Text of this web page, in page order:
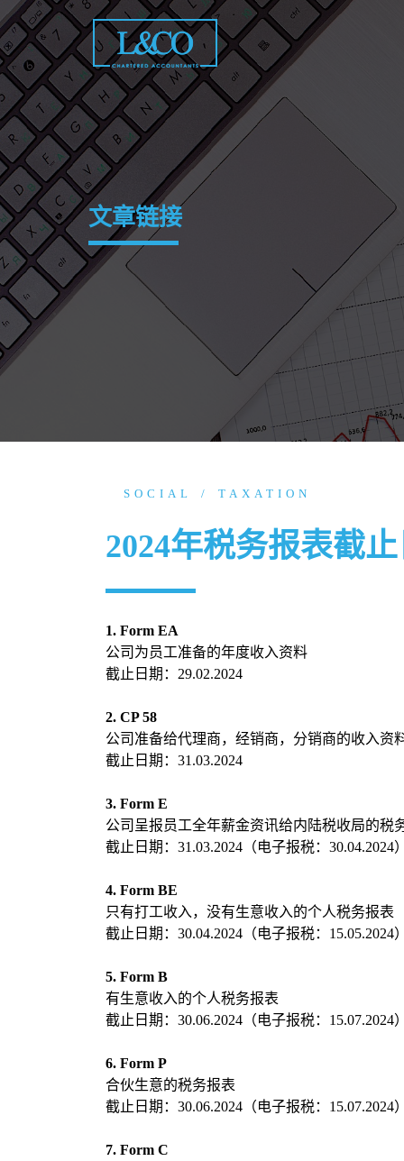
Skip
to
content
文章链接
SOCIAL TAXATION
2024年税务报表截
1. Form EA
公司为员工准备的年度收入资料
截止日期：29.02.2024
2. CP 58
公司准备给代理商，经销商，分销商的收入资
截止日期：31.03.2024
3. Form E
公司呈报员工全年薪金资讯给内陆税收局的税
截止日期：31.03.2024（电子报税：30.04.2024
4. Form BE
只有打工收入，没有生意收入的个人税务报表
截止日期：30.04.2024（电子报税：15.05.2024
5. Form B
有生意收入的个人税务报表
截止日期：30.06.2024（电子报税：15.07.2024
6. Form P
合伙生意的税务报表
截止日期：30.06.2024（电子报税：15.07.2024
7. Form C